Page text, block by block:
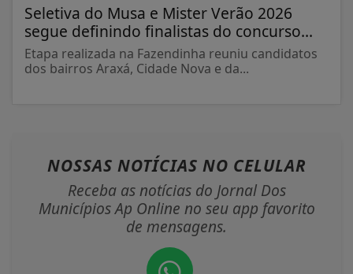
Seletiva do Musa e Mister Verão 2026
segue definindo finalistas do concurso...
Etapa realizada na Fazendinha reuniu candidatos
dos bairros Araxá, Cidade Nova e da...
NOSSAS NOTÍCIAS NO CELULAR
Receba as notícias do Jornal Dos
Municípios Ap Online no seu app favorito
de mensagens.